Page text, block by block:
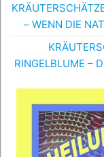
– WENN DIE
RINGELBLUME –